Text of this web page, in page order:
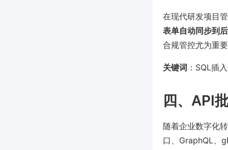
在现代研发项目
表单自动同步到
合规管控尤为重
关键词 ：SQL插
四、API
随着企业数字化
口、GraphQL、